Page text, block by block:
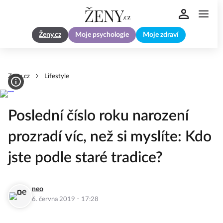
Ženy.cz Moje psychologie Moje zdraví
Zeny.cz Lifestyle
Poslední číslo roku narození
prozradí víc, než si myslíte: Kdo
jste podle staré tradice?
neo
6. června 2019 · 17:28